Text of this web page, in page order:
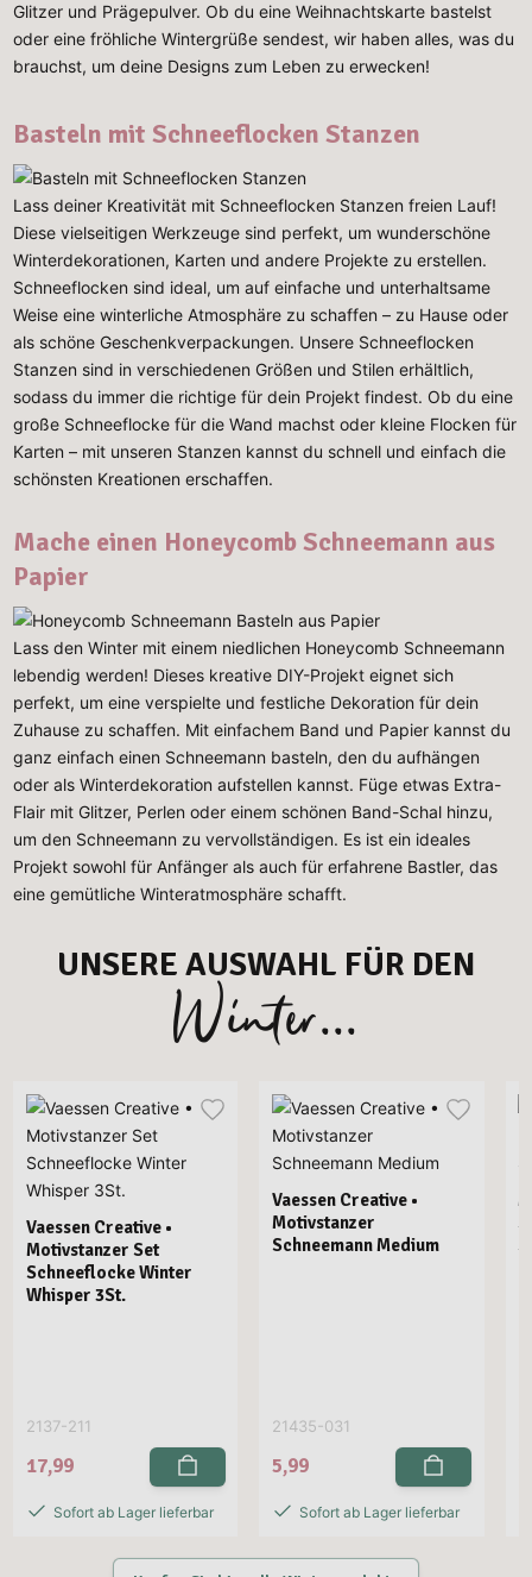
Glitzer und Prägepulver. Ob du eine Weihnachtskarte bastelst
oder eine fröhliche Wintergrüße sendest, wir haben alles, was du
brauchst, um deine Designs zum Leben zu erwecken!
Basteln mit Schneeflocken Stanzen
Lass deiner Kreativität mit Schneeflocken Stanzen freien Lauf!
Diese vielseitigen Werkzeuge sind perfekt, um wunderschöne
Winterdekorationen, Karten und andere Projekte zu erstellen.
Schneeflocken sind ideal, um auf einfache und unterhaltsame
Weise eine winterliche Atmosphäre zu schaffen – zu Hause oder
als schöne Geschenkverpackungen. Unsere Schneeflocken
Stanzen sind in verschiedenen Größen und Stilen erhältlich,
sodass du immer die richtige für dein Projekt findest. Ob du eine
große Schneeflocke für die Wand machst oder kleine Flocken für
Karten – mit unseren Stanzen kannst du schnell und einfach die
schönsten Kreationen erschaffen.
Mache einen Honeycomb Schneemann aus
Papier
Lass den Winter mit einem niedlichen Honeycomb Schneemann
lebendig werden! Dieses kreative DIY-Projekt eignet sich
perfekt, um eine verspielte und festliche Dekoration für dein
Zuhause zu schaffen. Mit einfachem Band und Papier kannst du
ganz einfach einen Schneemann basteln, den du aufhängen
oder als Winterdekoration aufstellen kannst. Füge etwas Extra-
Flair mit Glitzer, Perlen oder einem schönen Band-Schal hinzu,
um den Schneemann zu vervollständigen. Es ist ein ideales
Projekt sowohl für Anfänger als auch für erfahrene Bastler, das
eine gemütliche Winteratmosphäre schafft.
UNSERE AUSWAHL FÜR DEN
Winter...
Vaessen Creative •
Motivstanzer Set
Schneeflocke Winter
Whisper 3St.
2137-211
17,99
Sofort ab Lager lieferbar
Vaessen Creative •
Motivstanzer
Schneemann Medium
21435-031
5,99
Sofort ab Lager lieferbar